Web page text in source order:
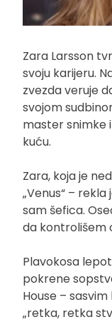
Zara Larsson
svoju karijeru.
zvezda veruje
svojom
master snimke
kuću.
Zara, koja je
„Venus“ – rekla
sam šefica.
da kontrolišem
Plavokosa
pokrene
House –
„retka, retka